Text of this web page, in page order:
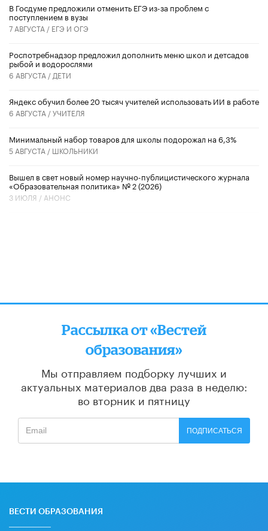
В Госдуме предложили отменить ЕГЭ из-за проблем с
поступлением в вузы
7 АВГУСТА / ЕГЭ И ОГЭ
Роспотребнадзор предложил дополнить меню школ и детсадов
рыбой и водорослями
6 АВГУСТА / ДЕТИ
​Яндекс обучил более 20 тысяч учителей использовать ИИ в работе
6 АВГУСТА /УЧИТЕЛЯ
Минимальный набор товаров для школы подорожал на 6,3%
5 АВГУСТА / ШКОЛЬНИКИ
Вышел в свет новый номер научно-публицистического журнала
«Образовательная политика» № 2 (2026)
3 ИЮЛЯ / АНОНС
Рассылка от «Вестей
образования»
Мы отправляем подборку лучших и
актуальных материалов два раза в неделю:
во вторник и пятницу
ПОДПИСАТЬСЯ
ВЕСТИ ОБРАЗОВАНИЯ